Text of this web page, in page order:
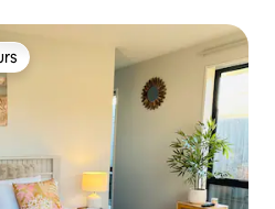
les plus appréciés